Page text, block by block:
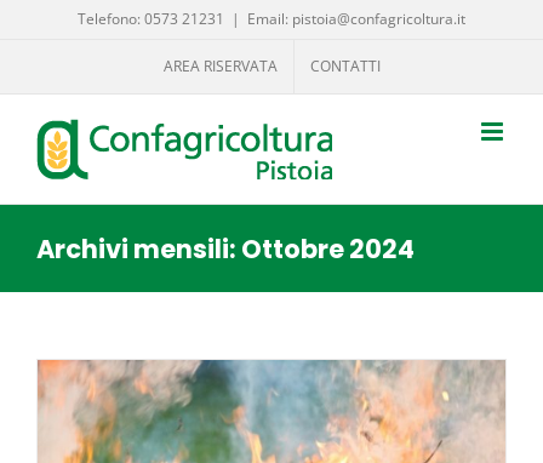
Telefono: 0573 21231 | Email: pistoia@confagricoltura.it
AREA RISERVATA CONTATTI
Archivi mensili: Ottobre 2024